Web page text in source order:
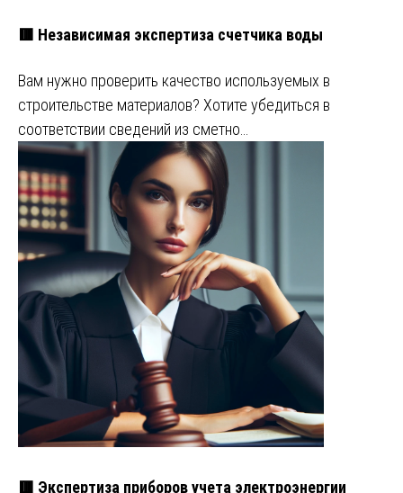
🟥 Независимая экспертиза счетчика воды
Вам нужно проверить качество используемых в
строительстве материалов? Хотите убедиться в
соответствии сведений из сметно…
🟥 Экспертиза приборов учета электроэнергии